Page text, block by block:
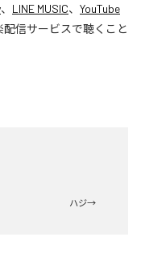
、 LINE MUSIC、 YouTube
配信サービスで聴くこと
ハジ→